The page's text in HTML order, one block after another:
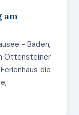
am
- Baden,
Ottensteiner
die